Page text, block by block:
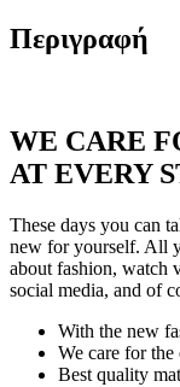
Περιγραφή
WE CARE
AT EVERY
These days you can
new for yourself. All
about fashion, watch
social media, and of
With the new
We care for
Best quality